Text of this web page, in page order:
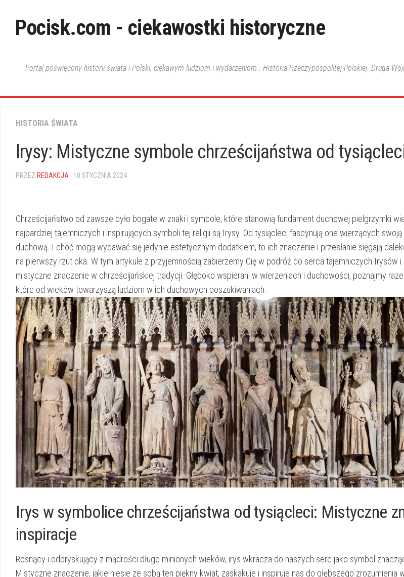
contentPocisk.com - ciekawostki historyczne
Portal poświęcony historii świata i Polski, ciekawym ludziom i wydarzeniom.. Historia Rzeczypospolitej Polskiej. Druga
HISTORIA ŚWIATA
Irysy: Mistyczne symbole chrześcijaństwa od
PRZEZ REDAKCJA · 10 STYCZNIA 2024
Chrześcijaństwo⁢ od ‍zawsze‍ było⁤ bogate w⁤ znaki​ i symbole, które​ stanowią fundament duchowej pielgrzymki‌
najbardziej‌ tajemniczych i inspirujących symboli tej ⁤religii są Irysy. Od tysiącleci ⁣fascynują one wierzących ‍swoją
duchową. I choć mogą wydawać się jedynie estetycznym‍ dodatkiem, to ich znaczenie i przesłanie sięgają
‍na pierwszy rzut oka. W ‍tym artykule ⁣z ⁢przyjemnością zabierzemy Cię w podróż do serca ​tajemniczych Irysów
mistyczne znaczenie⁤ w chrześcijańskiej ‍tradycji. ⁤Głęboko ⁣wspierani w wierzeniach i duchowości, poznajmy⁢
które od wieków towarzyszą ludziom w ich duchowych poszukiwaniach.
Irys w symbolice chrześcijaństwa od ⁢tysiącleci: Mistyczne
inspiracje
Rosnący i ⁢odpryskujący z ​mądrości długo ⁣minionych​ wieków, irys wkracza do ‌naszych serc jako symbol⁢
Mistyczne znaczenie, jakie niesie ze sobą ten piękny‍ kwiat, zaskakuje i inspiruje nas⁢ do głębszego zrozumienia